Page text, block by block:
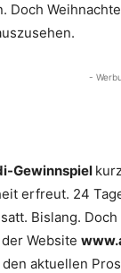
Doch
-
Gewinnspiel
erfreut. 24
Bislang.
Website
aktuellen